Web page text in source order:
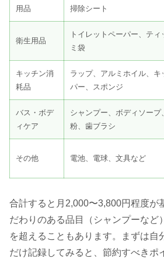
用品
掃除シート
衛生用品
トイレットペーパー、テ
ミ袋
キッチン消
耗品
ラップ、アルミホイル、キ
パー、スポンジ
バス・ボデ
ィケア
シャンプー、ボディソープ
粉、歯ブラシ
その他 電池、電球、文具など
合計すると月2,000〜3,800円程度が
だわりのある品目（シャンプーなど
を超えることもあります。まずは自
だけ記録してみると、節約すべきポ